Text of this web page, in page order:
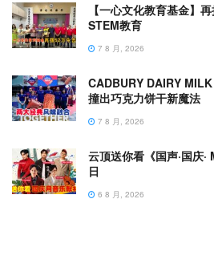
【一心文化教育基金】
STEM教育
7 8 月, 2026
CADBURY DAIRY
撞出巧克力饼干新魔法
7 8 月, 2026
云顶送你看《国声·国庆
日
6 8 月, 2026